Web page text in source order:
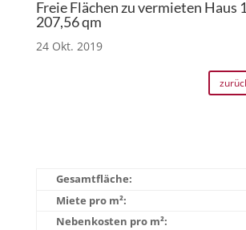
Freie Flächen zu vermieten Haus
207,56 qm
24 Okt. 2019
Gesamtfläche:
Miete pro m²:
Nebenkosten pro m²: